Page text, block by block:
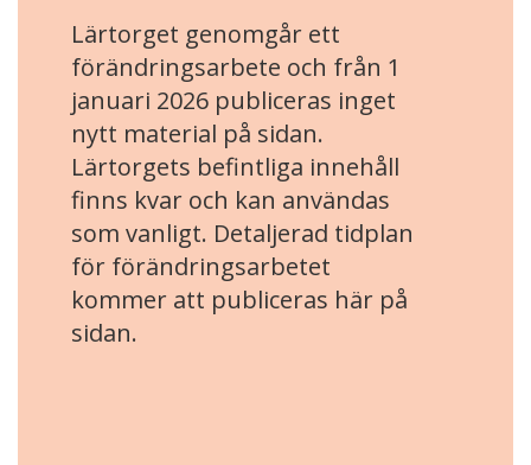
Lärtorget genomgår ett
förändringsarbete och från 1
januari 2026 publiceras inget
nytt material på sidan.
Lärtorgets befintliga innehåll
finns kvar och kan användas
som vanligt. Detaljerad tidplan
för förändringsarbetet
kommer att publiceras här på
sidan.